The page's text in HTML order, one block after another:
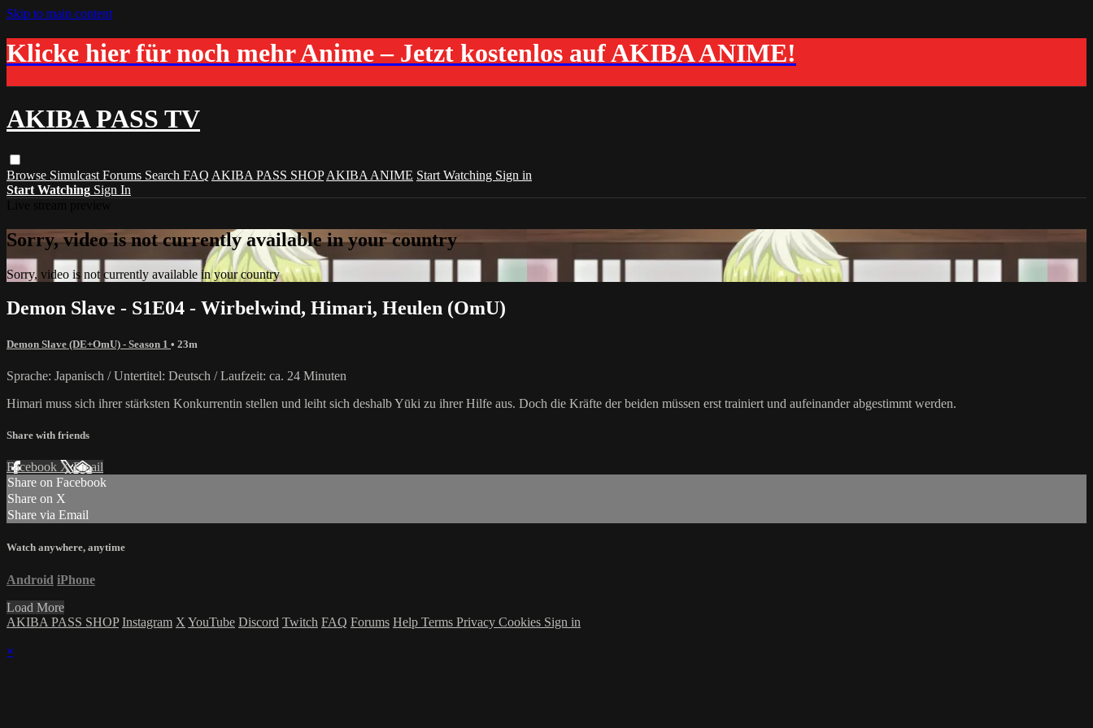
Skip to main content
Klicke hier für noch mehr Anime – Jetzt kostenlos auf AKIBA ANIME!
AKIBA PASS TV
Browse Simulcast Forums Search FAQ AKIBA PASS SHOP AKIBA ANIME Start Watching Sign in
Start Watching Sign In
Sorry, video is not currently available in your country
Sorry, video is not currently available in your country
Demon Slave - S1E04 - Wirbelwind, Himari, Heulen (OmU)
Demon Slave (DE+OmU) - Season 1 • 23m
Sprache: Japanisch / Untertitel: Deutsch / Laufzeit: ca. 24 Minuten
Himari muss sich ihrer stärksten Konkurrentin stellen und leiht sich deshalb Yūki zu ihrer Hilfe aus. Doch die Kräfte der beiden müssen erst trainiert und aufeinander abgestimmt werden.
Share with friends
Facebook XEmail
Share on Facebook
Share on X
Share via Email
Watch anywhere, anytime
Android iPhone
Load More
AKIBA PASS SHOP Instagram X YouTube Discord Twitch FAQ Forums Help Terms Privacy Cookies Sign in
×